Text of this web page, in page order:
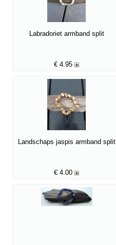
Labradoriet armband split
€ 4.95
Landschaps jaspis armband split
€ 4.00